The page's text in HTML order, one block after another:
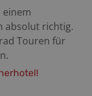
absolut richtig.
Touren für